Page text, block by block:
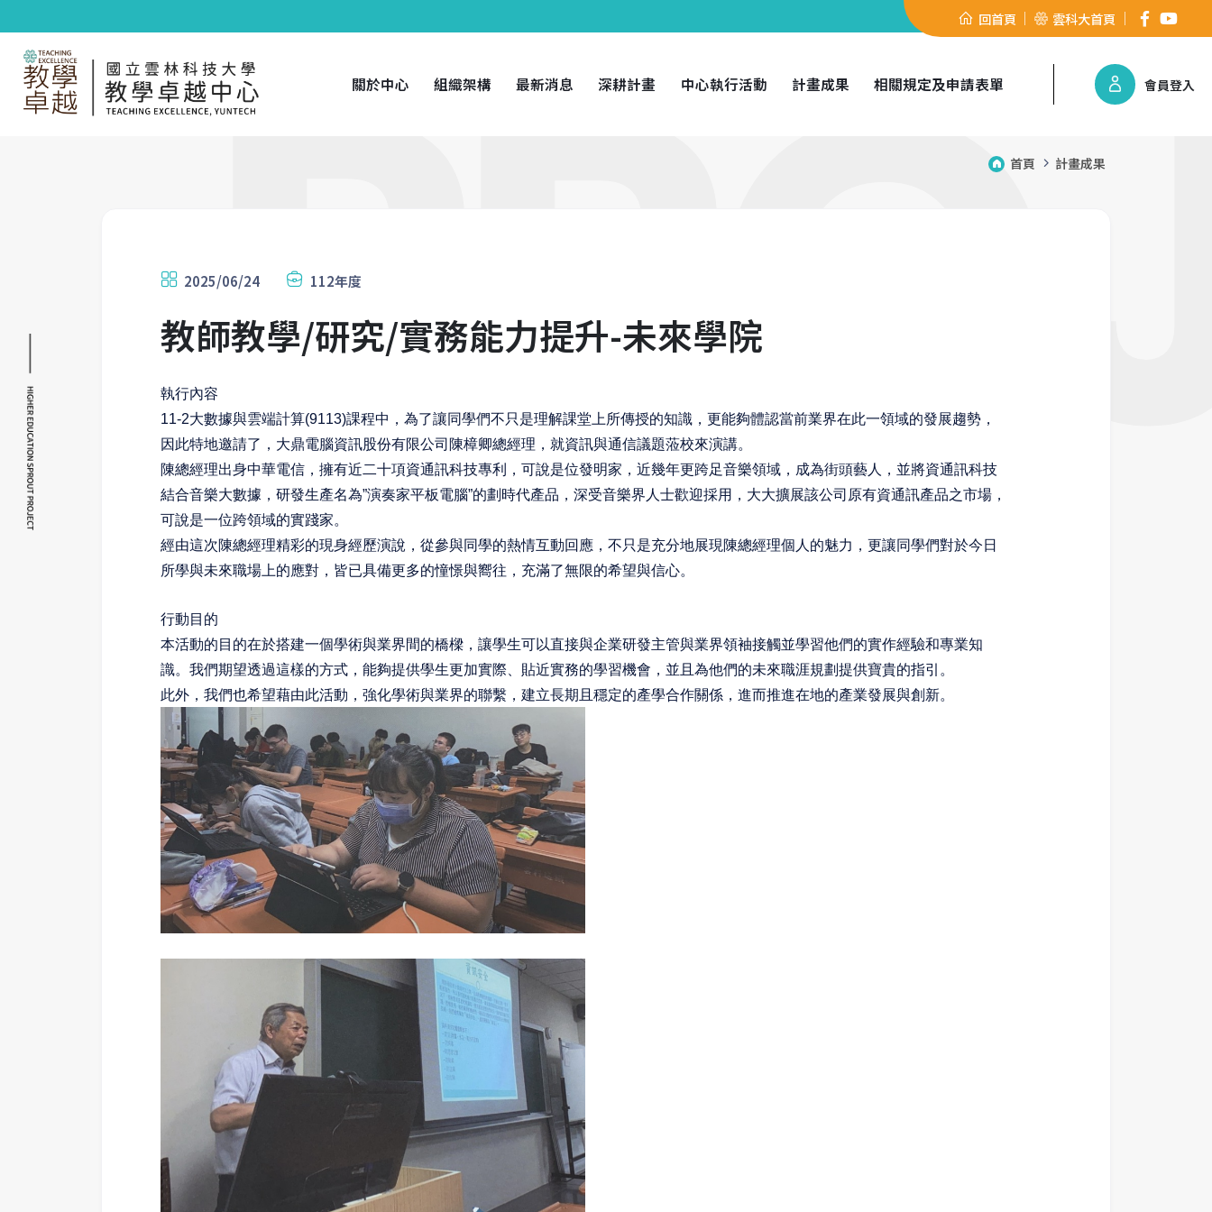
回首頁 雲科大首頁
關於中心 組織架構 最新消息 深耕計畫 中心執行活動 計畫成果 相關規定及申請表單 會員登入
首頁 計畫成果
2025/06/24 112年度
教師教學/研究/實務能力提升-未來學院
執行內容
11-2大數據與雲端計算(9113)課程中，為了讓同學們不只是理解課堂上所傳授的知識，更能夠體認當前業界在此一領域的發展趨勢，
因此特地邀請了，大鼎電腦資訊股份有限公司陳樟卿總經理，就資訊與通信議題蒞校來演講。
陳總經理出身中華電信，擁有近二十項資通訊科技專利，可說是位發明家，近幾年更跨足音樂領域，成為街頭藝人，並將資通訊科技
結合音樂大數據，研發生產名為”演奏家平板電腦”的劃時代產品，深受音樂界人士歡迎採用，大大擴展該公司原有資通訊產品之市場，
可說是一位跨領域的實踐家。
經由這次陳總經理精彩的現身經歷演說，從參與同學的熱情互動回應，不只是充分地展現陳總經理個人的魅力，更讓同學們對於今日
所學與未來職場上的應對，皆已具備更多的憧憬與嚮往，充滿了無限的希望與信心。
行動目的
本活動的目的在於搭建一個學術與業界間的橋樑，讓學生可以直接與企業研發主管與業界領袖接觸並學習他們的實作經驗和專業知
識。我們期望透過這樣的方式，能夠提供學生更加實際、貼近實務的學習機會，並且為他們的未來職涯規劃提供寶貴的指引。
此外，我們也希望藉由此活動，強化學術與業界的聯繫，建立長期且穩定的產學合作關係，進而推進在地的產業發展與創新。